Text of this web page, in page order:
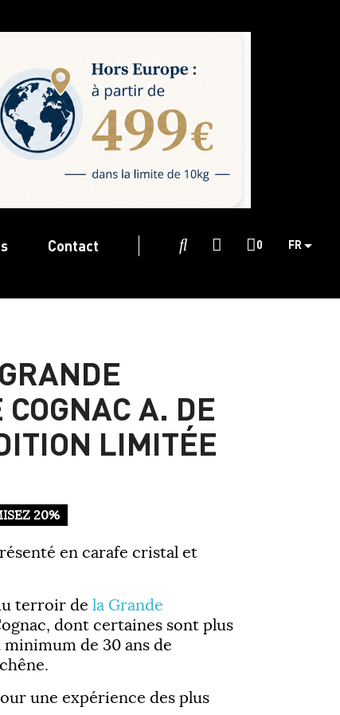
Contact 0 FR
A. DE
LIMITÉE
20%
en carafe cristal et
terroir de la Grande
dont certaines sont plus
de 30 ans de
une expérience des plus